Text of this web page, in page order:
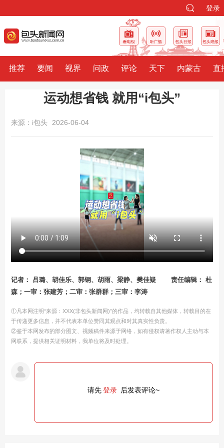
登录
推荐 要闻 视界 问政 评论 天下 内蒙古 直
运动想省钱 就用“i包头”
来源：i包头 2026-06-04
记者： 吕璐、胡佳乐、郭钢、胡雨、梁静、樊佳疑
责任编辑： 杜
森；一审：张建芳；二审：张群群；三审：李涛
①凡本网注明“来源：XXX(非包头新闻网)”的作品，均转载自其他媒体，转载目的在
于传递更多信息，并不代表本单位赞同其观点和对其真实性负责。
②鉴于本网发布的部分图文、视频稿件来源于网络，如有侵权请著作权人主动与本
网联系，提供相关证明材料，我单位将及时处理。
请先登录 后发表评论~